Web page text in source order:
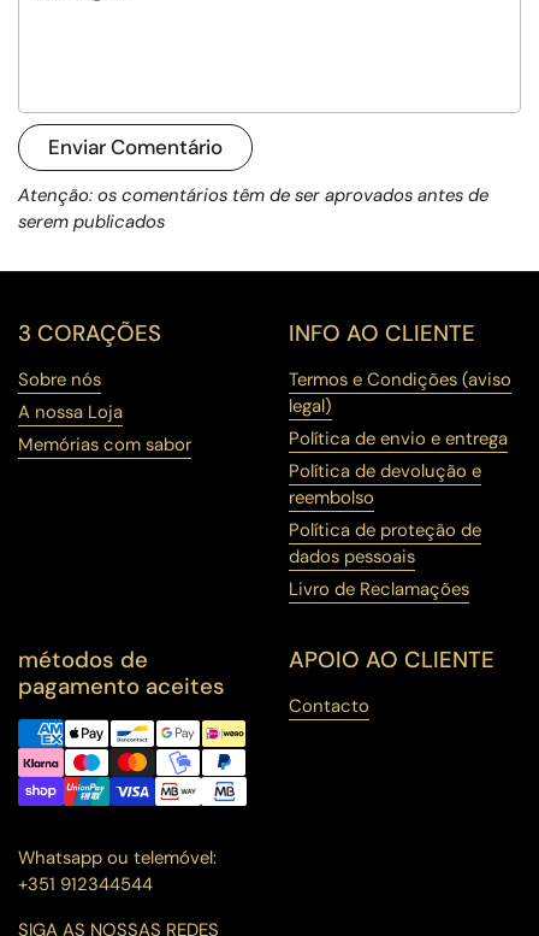
Enviar Comentário
Atenção: os comentários têm de ser aprovados antes de
serem publicados
3 CORAÇÕES
Sobre nós
A nossa Loja
Memórias com sabor
INFO AO CLIENTE
Termos e Condições (aviso
legal)
Política de envio e entrega
Política de devolução e
reembolso
Política de proteção de
dados pessoais
Livro de Reclamações
métodos de
pagamento aceites
APOIO AO CLIENTE
Contacto
Whatsapp ou telemóvel:
+351 912344544
SIGA AS NOSSAS REDES